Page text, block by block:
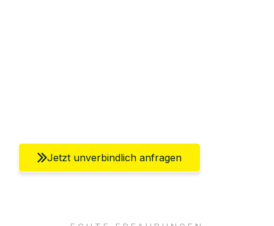
Jetzt unverbindlich anfragen